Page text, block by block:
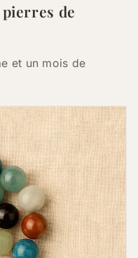
de
et un mois de